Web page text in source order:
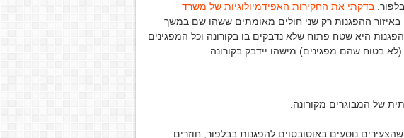
בדקתי את החקירות האפידמיולוגיות של משרד
באיזור ההפגנות רק שני חולים מאומתים ששהו שם במשך
היא שטח פתוח שלא נדבקים בו בקורונה וכל המפגינים
בטוח שהם מפגינים) מישהו יידבק בקורונה.
של המבוגרים מקורונה.
נוסעים באוטובסוים להפגנות בבלפור, חוזרים